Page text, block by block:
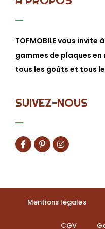
TOFMOBILE vous
gammes de plaques
tous les goûts et tous
SUIVEZ-NOUS
Mentions légales
CGV